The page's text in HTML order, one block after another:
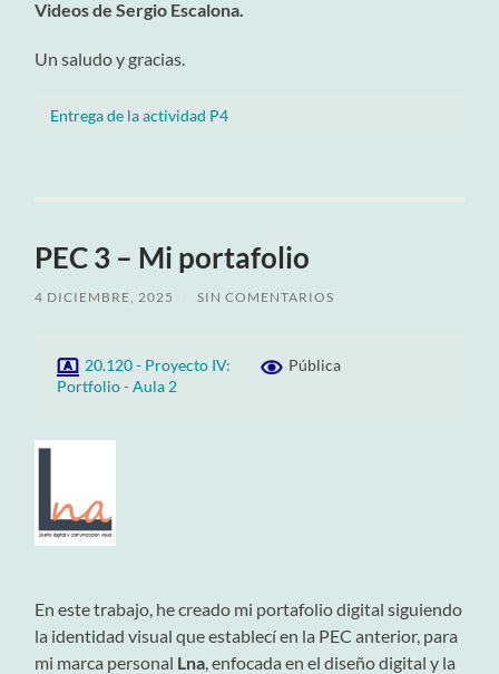
Videos de Sergio Escalona.
Un saludo y gracias.
Entrega de la actividad P4
PEC 3 – Mi portafolio
4 DICIEMBRE, 2025 SIN COMENTARIOS
20.120 - Proyecto IV:
Portfolio - Aula 2
Pública
En este trabajo, he creado mi portafolio digital siguiendo
la identidad visual que establecí en la PEC anterior, para
mi marca personal Lna , enfocada en el diseño digital y la